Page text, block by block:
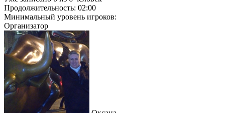
Продолжительность: 02:00
Минимальный уровень игроков:
Организатор